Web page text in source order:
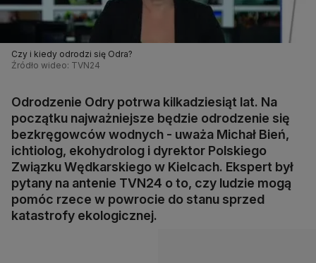
Czy i kiedy odrodzi się Odra?
Źródło wideo: TVN24
Odrodzenie Odry potrwa kilkadziesiąt lat. Na
początku najważniejsze będzie odrodzenie się
bezkręgowców wodnych - uważa Michał Bień,
ichtiolog, ekohydrolog i dyrektor Polskiego
Związku Wędkarskiego w Kielcach. Ekspert był
pytany na antenie TVN24 o to, czy ludzie mogą
pomóc rzece w powrocie do stanu sprzed
katastrofy ekologicznej.